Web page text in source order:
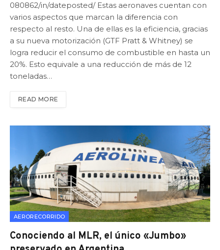
080862/in/dateposted/ Estas aeronaves cuentan con
varios aspectos que marcan la diferencia con
respecto al resto. Una de ellas es la eficiencia, gracias
a su nueva motorización (GTF Pratt & Whitney) se
logra reducir el consumo de combustible en hasta un
20%. Esto equivale a una reducción de más de 12
toneladas…
READ MORE
AERORECORRIDO
Conociendo al MLR, el único «Jumbo»